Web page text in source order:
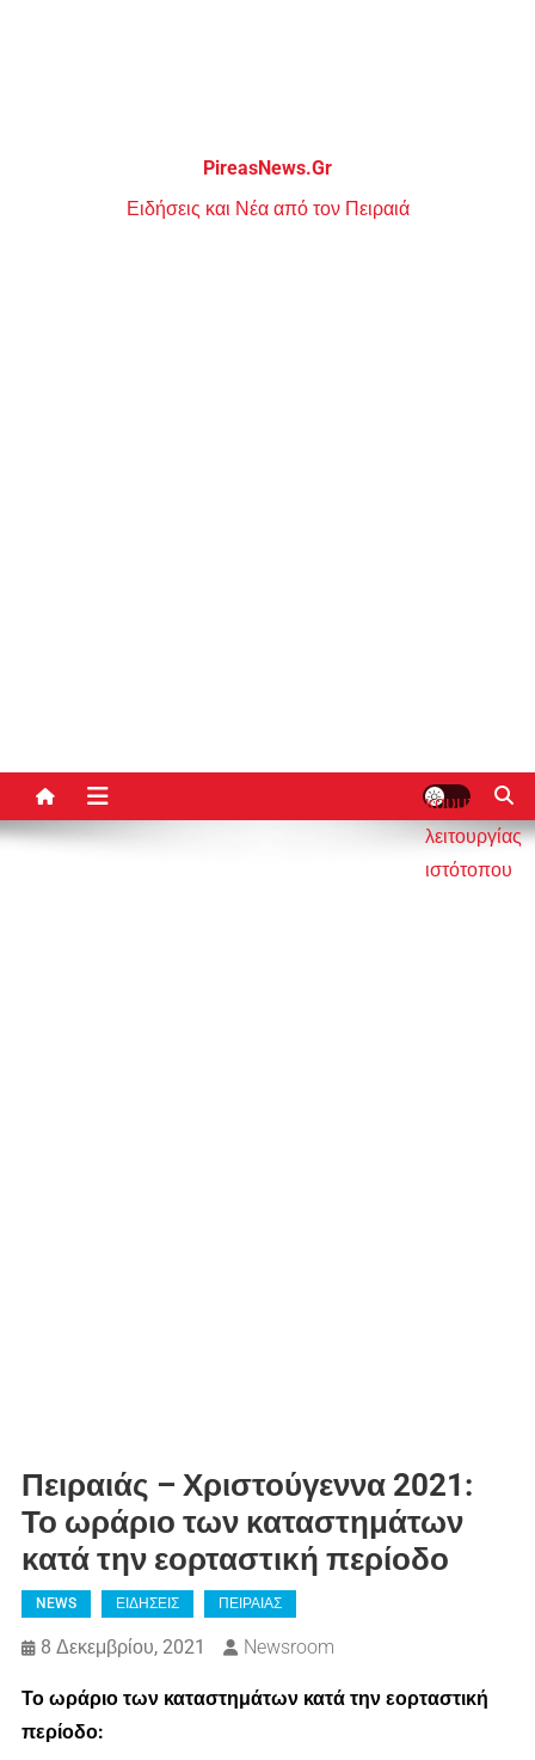
PireasNews.Gr
Ειδήσεις και Νέα από τον Πειραιά
κουμπί
λειτουργίας
ιστότοπου
Πειραιάς – Χριστούγεννα 2021:
Το ωράριο των καταστημάτων
κατά την εορταστική περίοδο
NEWS ΕΙΔΗΣΕΙΣ ΠΕΙΡΑΙΑΣ
8 Δεκεμβρίου, 2021 Newsroom
Το ωράριο των καταστημάτων κατά την εορταστική
περίοδο: